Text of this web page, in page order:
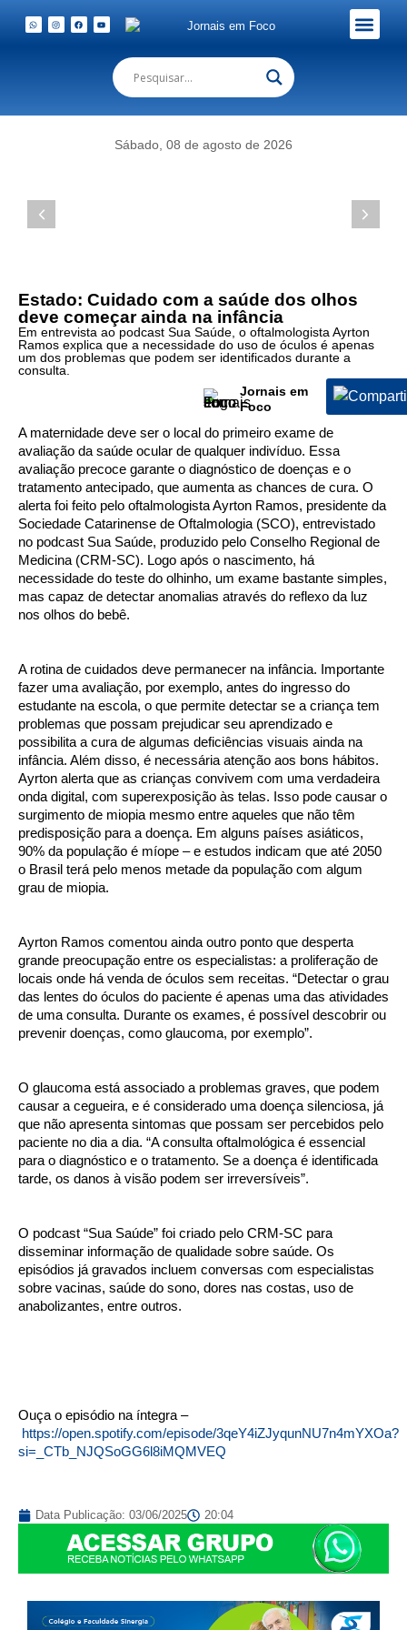
Sábado, 08 de agosto de 2026
Estado: Cuidado com a saúde dos olhos
deve começar ainda na infância
Em entrevista ao podcast Sua Saúde, o oftalmologista Ayrton
Ramos explica que a necessidade do uso de óculos é apenas
um dos problemas que podem ser identificados durante a
consulta.
Jornais em
Foco
A maternidade deve ser o local do primeiro exame de
avaliação da saúde ocular de qualquer indivíduo. Essa
avaliação precoce garante o diagnóstico de doenças e o
tratamento antecipado, que aumenta as chances de cura. O
alerta foi feito pelo oftalmologista Ayrton Ramos, presidente da
Sociedade Catarinense de Oftalmologia (SCO), entrevistado
no podcast Sua Saúde, produzido pelo Conselho Regional de
Medicina (CRM-SC). Logo após o nascimento, há
necessidade do teste do olhinho, um exame bastante simples,
mas capaz de detectar anomalias através do reflexo da luz
nos olhos do bebê.
A rotina de cuidados deve permanecer na infância. Importante
fazer uma avaliação, por exemplo, antes do ingresso do
estudante na escola, o que permite detectar se a criança tem
problemas que possam prejudicar seu aprendizado e
possibilita a cura de algumas deficiências visuais ainda na
infância. Além disso, é necessária atenção aos bons hábitos.
Ayrton alerta que as crianças convivem com uma verdadeira
onda digital, com superexposição às telas. Isso pode causar o
surgimento de miopia mesmo entre aqueles que não têm
predisposição para a doença. Em alguns países asiáticos,
90% da população é míope – e estudos indicam que até 2050
o Brasil terá pelo menos metade da população com algum
grau de miopia.
Ayrton Ramos comentou ainda outro ponto que desperta
grande preocupação entre os especialistas: a proliferação de
locais onde há venda de óculos sem receitas. “Detectar o grau
das lentes do óculos do paciente é apenas uma das atividades
de uma consulta. Durante os exames, é possível descobrir ou
prevenir doenças, como glaucoma, por exemplo”.
O glaucoma está associado a problemas graves, que podem
causar a cegueira, e é considerado uma doença silenciosa, já
que não apresenta sintomas que possam ser percebidos pelo
paciente no dia a dia. “A consulta oftalmológica é essencial
para o diagnóstico e o tratamento. Se a doença é identificada
tarde, os danos à visão podem ser irreversíveis”.
O podcast “Sua Saúde” foi criado pelo CRM-SC para
disseminar informação de qualidade sobre saúde. Os
episódios já gravados incluem conversas com especialistas
sobre vacinas, saúde do sono, dores nas costas, uso de
anabolizantes, entre outros.
Ouça o episódio na íntegra –
https://open.spotify.com/episode/3qeY4iZJyqunNU7n4mYXOa?
si=_CTb_NJQSoGG6l8iMQMVEQ
Data Publicação: 03/06/2025 20:04